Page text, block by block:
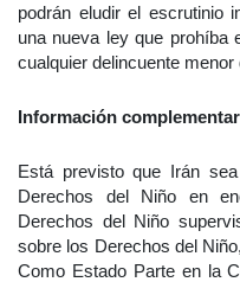
podrán eludir el escrutinio
una nueva ley que prohíba
cualquier delincuente menor
Información
Está previsto que Irán
Derechos del Niño en
Derechos del Niño
sobre los Derechos del
Como Estado Parte en la